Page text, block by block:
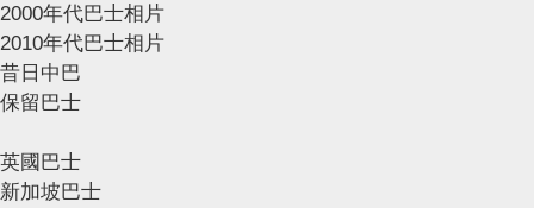
2000年代巴士相片
2010年代巴士相片
昔日中巴
保留巴士
英國巴士
新加坡巴士